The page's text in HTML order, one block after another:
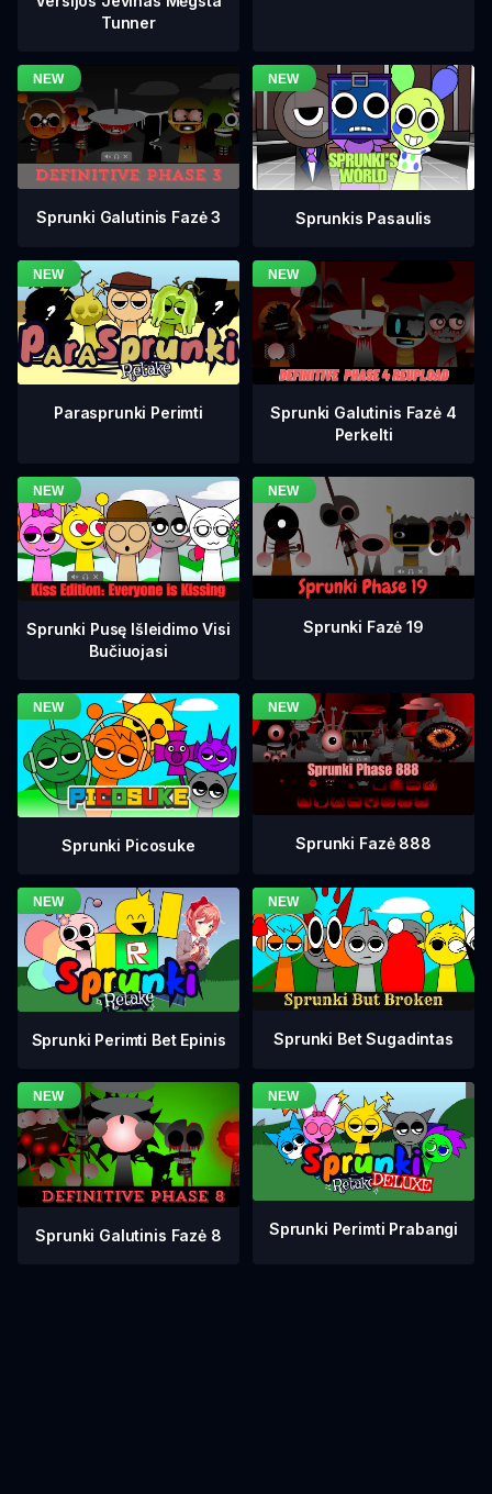
Tunner
Sprunki Galutinis Fazė 3 Sprunkis Pasaulis
Parasprunki Perimti
Sprunki Galutinis Fazė 4
Perkelti
Sprunki Pusę Išleidimo Visi
Bučiuojasi
Sprunki Fazė 19
Sprunki Picosuke Sprunki Fazė 888
Sprunki Perimti Bet Epinis Sprunki Bet Sugadintas
Sprunki Galutinis Fazė 8 Sprunki Perimti Prabangi